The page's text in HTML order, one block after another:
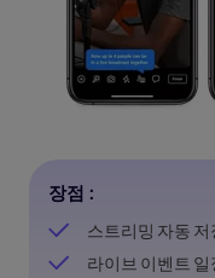
장점 :
스트리밍 자동 저
라이브 이벤트 일